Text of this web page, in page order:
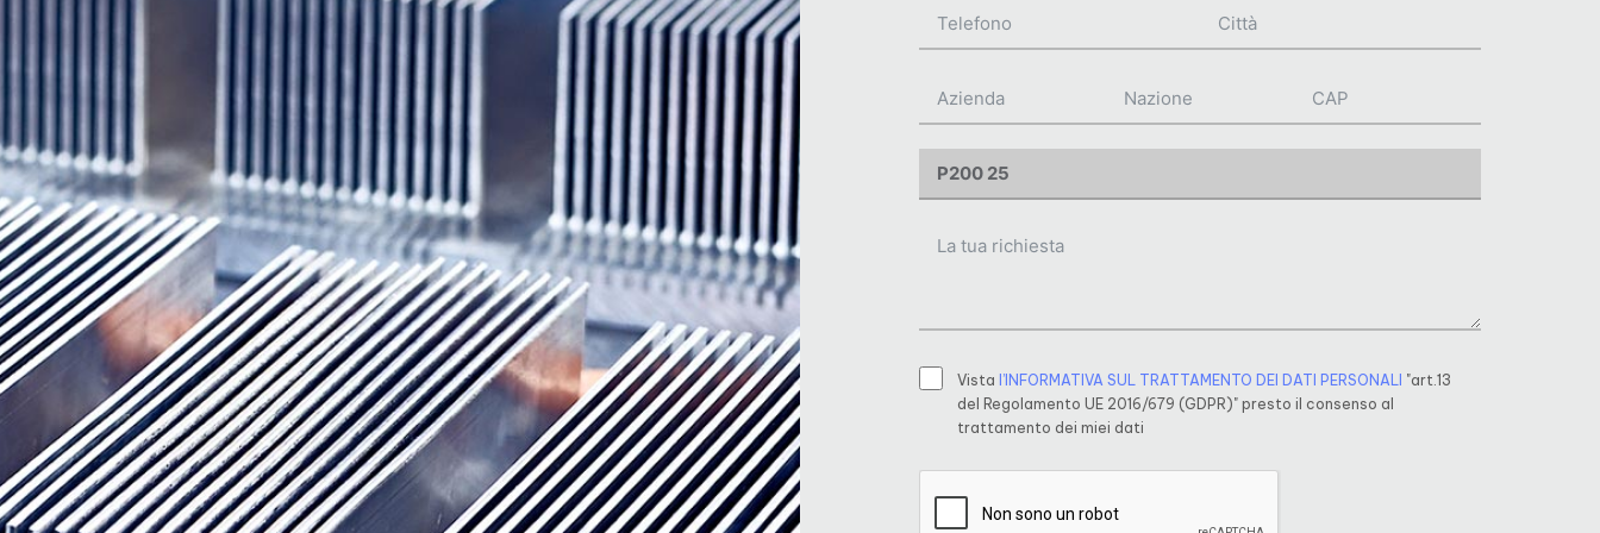
Vista l’INFORMATIVA SUL TRATTAMENTO DEI DATI PERSONALI
"art.13
del Regolamento UE 2016/679 (GDPR)" presto il consenso al
trattamento dei miei dati